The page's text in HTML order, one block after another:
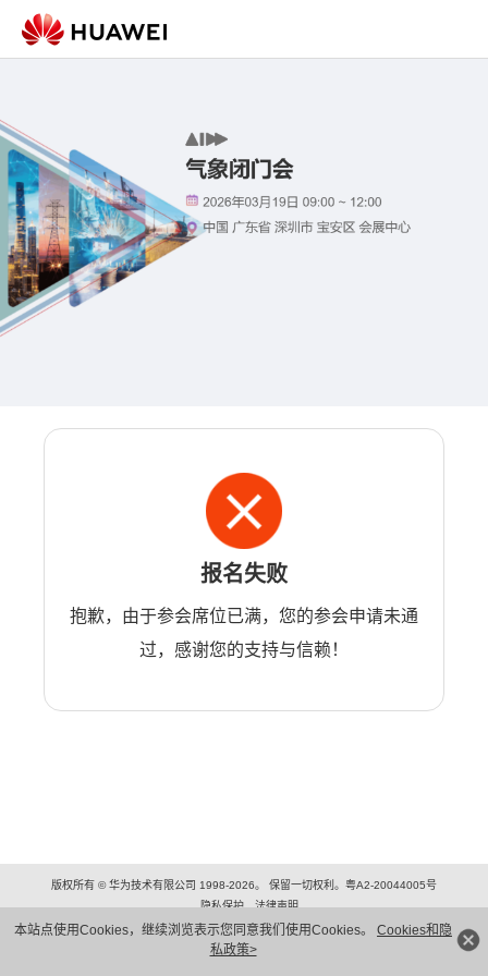
本站点使用Cookies，继续浏览表示您同意我们使用Cookies。 Cookies和隐
私政策>
报名失败
抱歉，由于参会席位已满，您的参会申请未通
过，感谢您的支持与信赖！
版权所有 © 华为技术有限公司 1998-2026。 保留一切权利。粤A2-20044005号
隐私保护
法律声明